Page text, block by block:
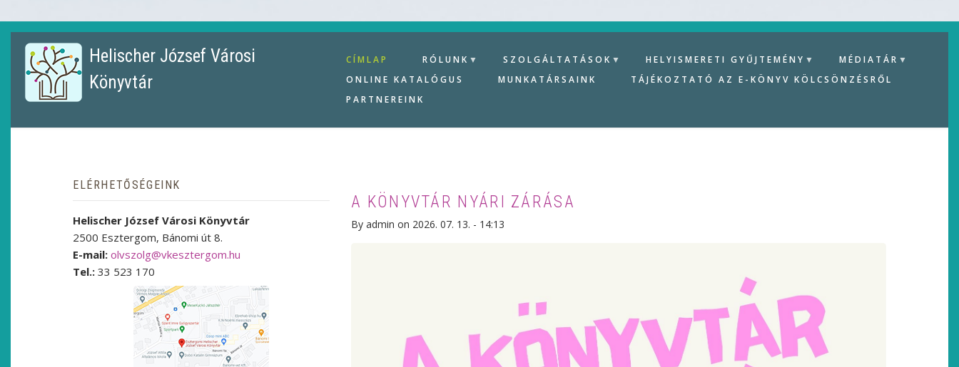
Helischer József Városi
Könyvtár
CÍMLAP RÓLUNK SZOLGÁLTATÁSOK HELYISMERETI GYŰJTEMÉNY
MÉDIATÁR
ONLINE KATALÓGUS
MUNKATÁRSAINK
TÁJÉKOZTATÓ AZ E-KÖNYV KÖLCSÖNZÉSRŐL
PARTNEREINK
A KÖNYVTÁR NYÁRI ZÁRÁSA
By admin on 2026. 07. 13. - 14:13
ELÉRHETŐSÉGEINK
Helischer József Városi Könyvtár
2500 Esztergom, Bánomi út 8.
E-mail: olvszolg@vkesztergom.hu
Tel.: 33 523 170